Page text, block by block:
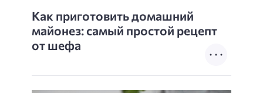
Как приготовить домашний
майонез: самый простой рецепт
от шефа